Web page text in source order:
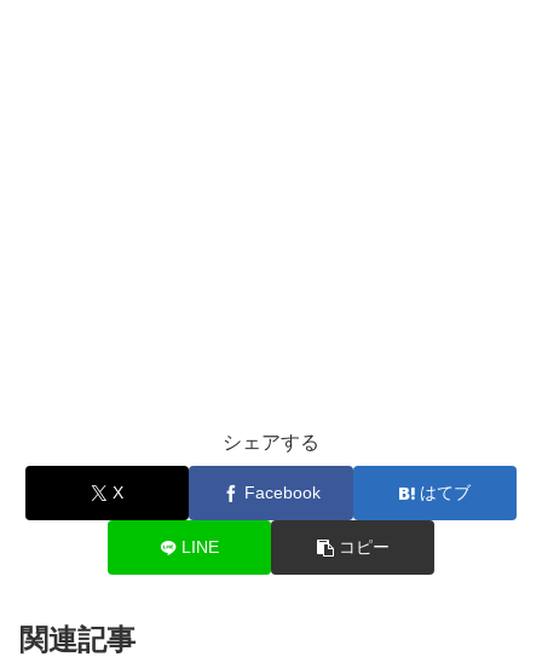
シェアする
X Facebook はてブ
LINE コピー
関連記事